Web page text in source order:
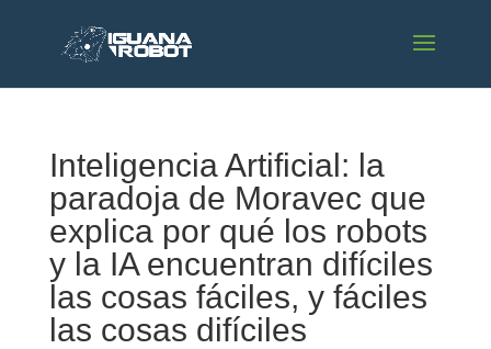
Inteligencia Artificial: la
paradoja de Moravec que
explica por qué los robots
y la IA encuentran difíciles
las cosas fáciles, y fáciles
las cosas difíciles